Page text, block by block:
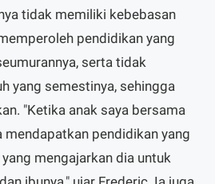
tidak memiliki kebebasan
pendidikan yang
serta tidak
yang semestinya, sehingga
"Ketika anak saya bersama
mendapatkan pendidikan yang
mengajarkan dia untuk